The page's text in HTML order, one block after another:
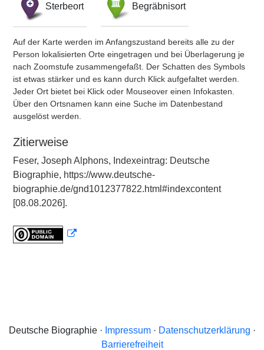
Sterbeort Begräbnisort
Auf der Karte werden im Anfangszustand bereits alle zu der
Person lokalisierten Orte eingetragen und bei Überlagerung je
nach Zoomstufe zusammengefaßt. Der Schatten des Symbols
ist etwas stärker und es kann durch Klick aufgefaltet werden.
Jeder Ort bietet bei Klick oder Mouseover einen Infokasten.
Über den Ortsnamen kann eine Suche im Datenbestand
ausgelöst werden.
Zitierweise
Feser, Joseph Alphons, Indexeintrag: Deutsche
Biographie, https://www.deutsche-
biographie.de/gnd1012377822.html#indexcontent
[08.08.2026].
Deutsche Biographie · Impressum· Datenschutzerklärung ·
Barrierefreiheit